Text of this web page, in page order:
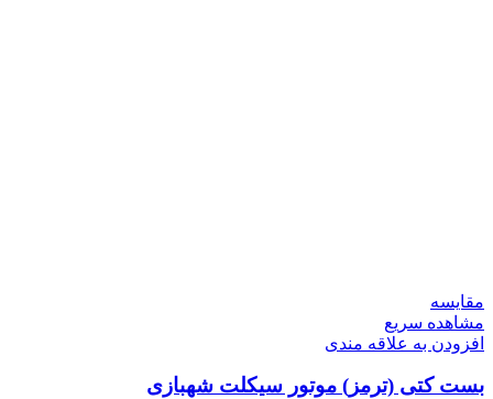
مقایسه
مشاهده سریع
افزودن به علاقه مندی
بست کتی (ترمز) موتور سیکلت شهبازی